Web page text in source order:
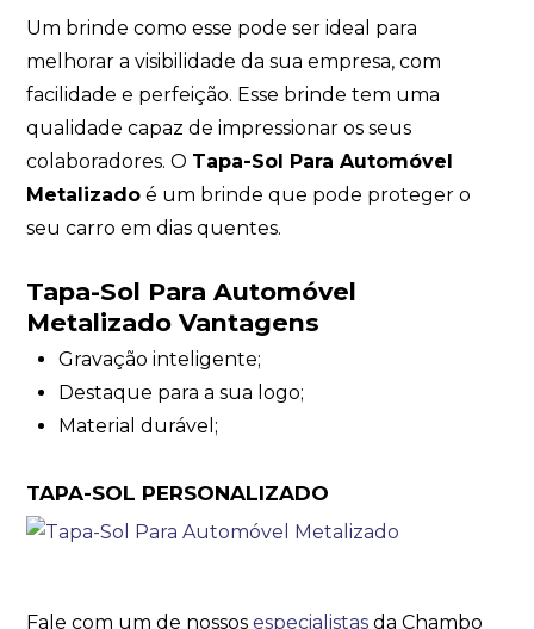
Um brinde como esse pode ser ideal para
melhorar a visibilidade da sua empresa, com
facilidade e perfeição. Esse brinde tem uma
qualidade capaz de impressionar os seus
colaboradores. O Tapa-Sol Para Automóvel
Metalizado é um brinde que pode proteger o
seu carro em dias quentes.
Tapa-Sol Para Automóvel
Metalizado Vantagens
Gravação inteligente;
Destaque para a sua logo;
Material durável;
TAPA-SOL PERSONALIZADO
Fale com um de nossosespecialistas da Chambo